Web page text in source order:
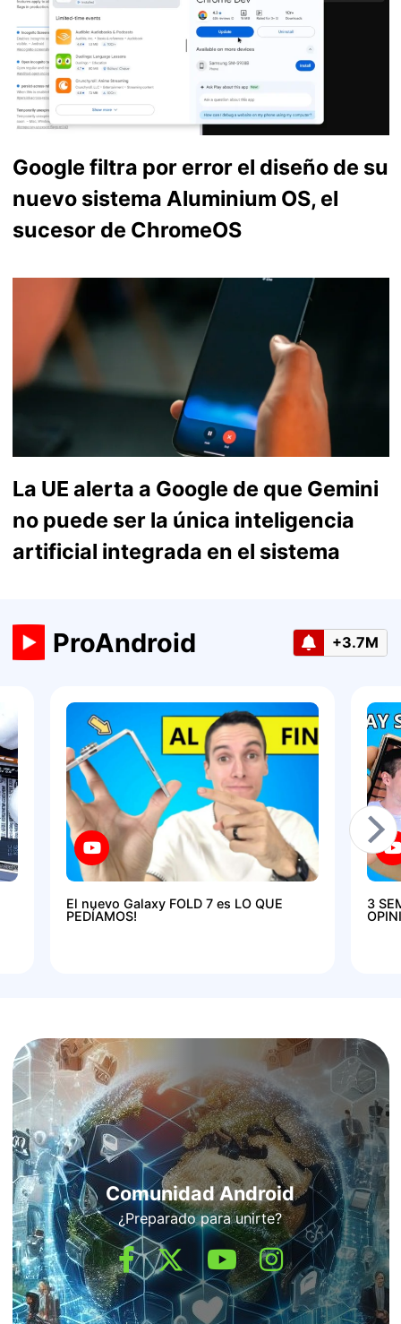
Google filtra por error el diseño de su
nuevo sistema Aluminium OS, el
sucesor de ChromeOS
La UE alerta a Google de que Gemini
no puede ser la única inteligencia
artificial integrada en el sistema
ProAndroid +3.7M
El nuevo Galaxy FOLD 7 es LO QUE
PEDÍAMOS!
3
Comunidad Android
¿Preparado para unirte?